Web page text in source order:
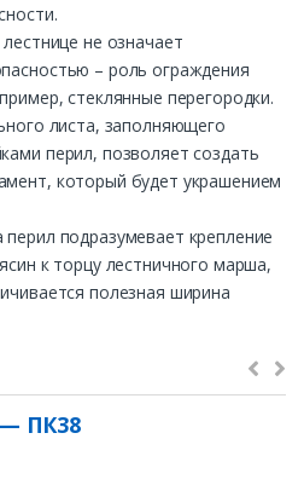
не означает
– роль ограждения
стеклянные перегородки.
листа, заполняющего
перил, позволяет создать
который будет украшением
подразумевает крепление
к торцу лестничного марша,
полезная ширина
ПК38